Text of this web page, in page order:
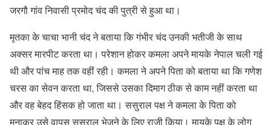
जरगौ गांव निवासी प्रमोद चंद की पुत्री से हुआ था।
मृतका के चाचा भानी चंद ने बताया कि गंभीर चंद उनकी भतीजी के साथ
अक्सर मारपीट करता था। परेशान होकर कमला अपने मायके नेपाल चली गई
थी और पांच माह तक वहीं रही। कमला ने अपने पिता को बताया था कि गणेश
चरस का सेवन करता था, जिससे उसका दिमाग ठीक से काम नहीं करता था
और वह बेहद हिंसक हो जाता था। ससुराल पक्ष ने कमला के पिता को
मनाकर उसे वापस ससुराल भेजने के लिए राजी किया। मायके पक्ष के लोग